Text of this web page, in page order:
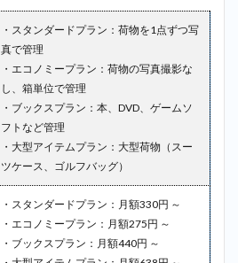
・スタンダードプラン：荷物を1点ずつ写
真で管理
・エコノミープラン：荷物の写真撮影な
し、箱単位で管理
・ブックスプラン：本、DVD、ゲームソ
フトなど管理
・大型アイテムプラン：大型荷物（スー
ツケース、ゴルフバッグ）
・スタンダードプラン：月額330円 ～
・エコノミープラン：月額275円 ～
・ブックスプラン：月額440円 ～